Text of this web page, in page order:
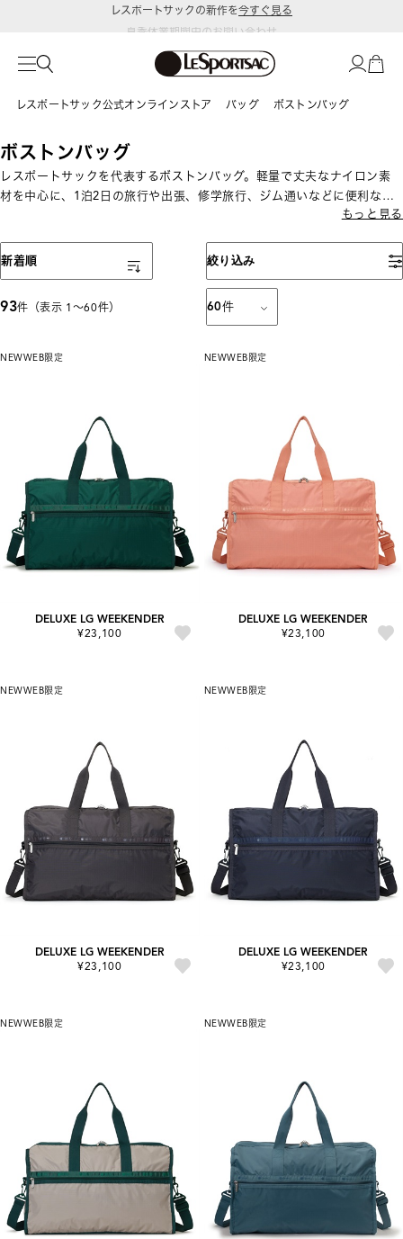
夏季休業期間中のお問い合わせ
レスポートサック公式オンラインストア バッグ ボストンバッグ
ボストンバッグ
レスポートサックを代表するボストンバッグ。軽量で丈夫なナイロン素
材を中心に、1泊2日の旅行や出張、修学旅行、ジム通いなどに便利な大
容量サイズから、日常使いしやすいサイズまで展開しています。機内持
もっと見る
絞り込み
93件（表示 1〜60件） 60件
表示順
新着順
NEWWEB限定
DELUXE LG WEEKENDER
¥23,100
NEWWEB限定
DELUXE LG WEEKENDER
¥23,100
NEWWEB限定
DELUXE LG WEEKENDER
¥23,100
NEWWEB限定
DELUXE LG WEEKENDER
¥23,100
NEWWEB限定 NEWWEB限定